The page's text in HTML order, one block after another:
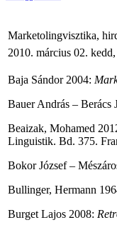
Marketolingvisztika,
2010. március 02.
Baja Sándor 2004:
Bauer András – Berács
Beaizak, Mohamed
Linguistik. Bd. 375.
Bokor József –
Bullinger, Hermann
Burget Lajos 2008: